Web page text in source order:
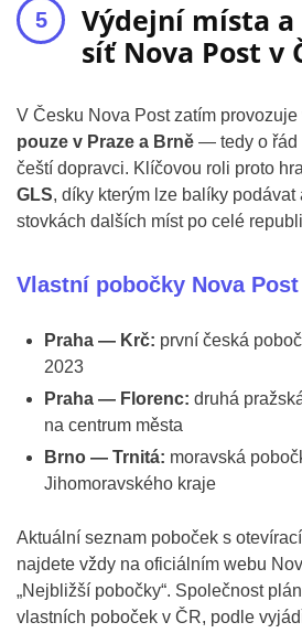
Výdejní místa
síť Nova Post v
V Česku Nova Post zatím provozuje
pouze v Praze a Brně — tedy o řád
čeští dopravci. Klíčovou roli proto
GLS, díky kterým lze balíky podávat
stovkách dalších míst po celé
Vlastní pobočky Nova Post
Praha — Krč: první česká
2023
Praha — Florenc: druhá
na centrum města
Brno — Trnitá: moravská
Jihomoravského kraje
Aktuální seznam poboček s
najdete vždy na oficiálním webu
„Nejbližší pobočky“. Společnost
vlastních poboček v ČR, podle